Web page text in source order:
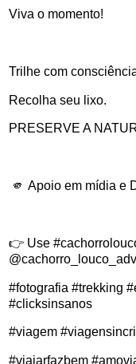
Viva o momento!
Trilhe com
Recolha seu lixo.
PRESERVE A
🫵 Apoio em mídia e
👉 Use
#fotografia #trekking
#clicksinsanos
#viagem
#viajarfazbem